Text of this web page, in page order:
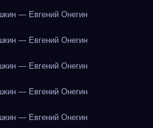
— Евгений Онегин
— Евгений Онегин
— Евгений Онегин
— Евгений Онегин
— Евгений Онегин